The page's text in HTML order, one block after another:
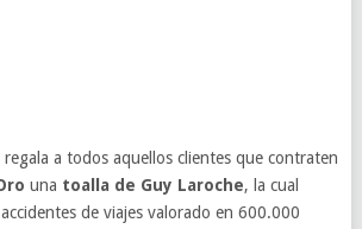
regala a todos aquellos clientes que contraten
una toalla de Guy Laroche, la cual
de viajes valorado en 600.000